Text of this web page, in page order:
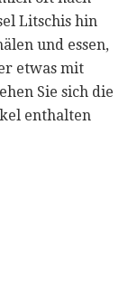
Litschis hin
und essen,
etwas mit
Sie sich die
enthalten